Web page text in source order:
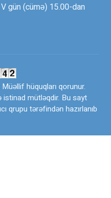
gün (cümə) 15.00-dan
hüquqları qorunur.
mütləqdir. Bu sayt
qrupu tərəfindən hazırlanıb